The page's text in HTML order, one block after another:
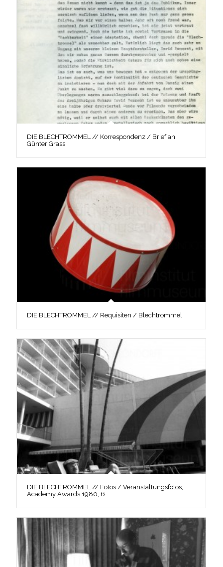
DIE BLECHTROMMEL // Korrespondenz / Brief an
Günter Grass
DIE BLECHTROMMEL // Requisiten / Blechtrommel
DIE BLECHTROMMEL // Fotos / Veranstaltungsfotos,
Academy Awards 1980, 6